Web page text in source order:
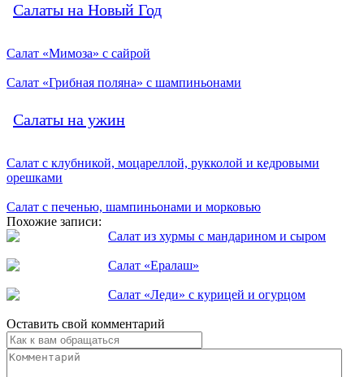
Салаты на Новый Год
Салат «Мимоза» с сайрой
Салат «Грибная поляна» с шампиньонами
Салаты на ужин
Салат с клубникой, моцареллой, рукколой и кедровыми
орешками
Салат с печенью, шампиньонами и морковью
Похожие записи:
Салат из хурмы с мандарином и сыром
Салат «Ералаш»
Салат «Леди» с курицей и огурцом
Оставить свой комментарий